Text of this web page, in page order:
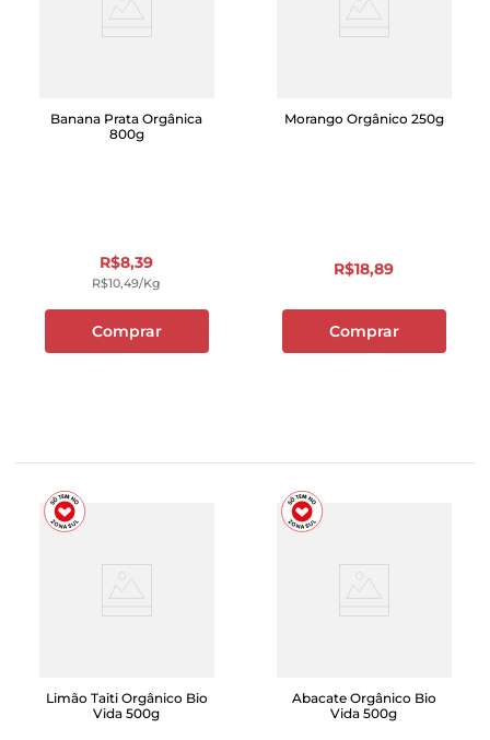
Banana Prata Orgânica
800g
R$8,39
R$10,49/kg
Comprar
Morango Orgânico 250g
R$18,89
Comprar
Limão Taiti Orgânico Bio
Vida 500g
Abacate Orgânico Bio
Vida 500g